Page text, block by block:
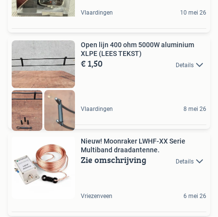
Vlaardingen 10 mei 26
Open lijn 400 ohm 5000W aluminium
XLPE (LEES TEKST)
€ 1,50 Details
Vlaardingen 8 mei 26
Nieuw! Moonraker LWHF-XX Serie
Multiband draadantenne.
Zie omschrijving Details
Vriezenveen 6 mei 26